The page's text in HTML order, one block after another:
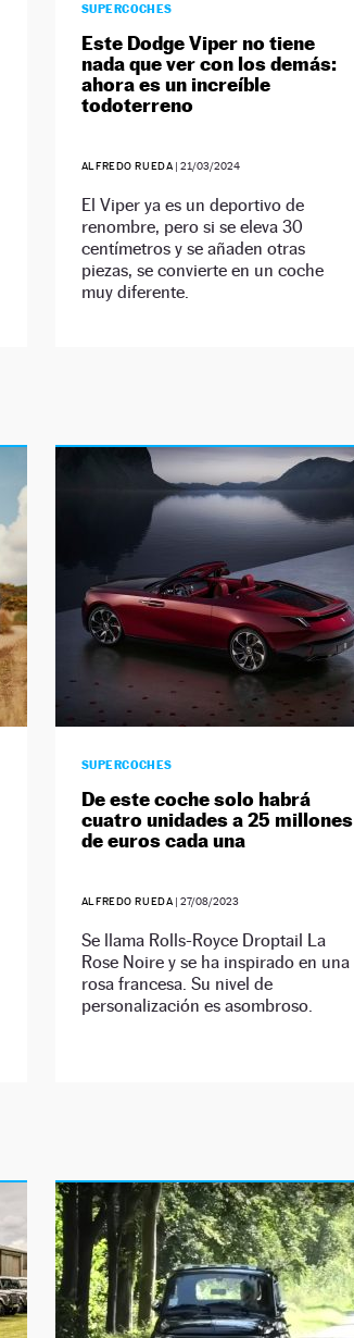
SUPERCOCHES
Este Dodge Viper no tiene
nada que ver con los demás:
ahora es un increíble
todoterreno
ALFREDO RUEDA |21/03/2024
El Viper ya es un deportivo de
renombre, pero si se eleva 30
centímetros y se añaden otras
piezas, se convierte en un coche
muy diferente.
SUPERCOCHES
De este coche solo habrá
cuatro unidades a 25 millones
de euros cada una
ALFREDO RUEDA |27/08/2023
Se llama Rolls-Royce Droptail La
Rose Noire y se ha inspirado en una
rosa francesa. Su nivel de
personalización es asombroso.